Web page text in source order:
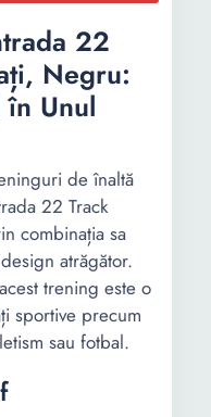
22
Negru:
în Unul
de înaltă
22 Track
combinația sa
atrăgător.
trening este o
sportive precum
sau fotbal.